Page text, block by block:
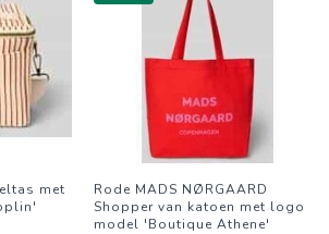
met
Rode MADS NØRGAARD
Shopper van katoen met logo
model 'Boutique Athene'